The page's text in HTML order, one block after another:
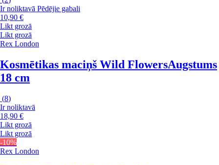
Ir noliktavā Pēdējie gabali
10,90 €
Likt grozā
Likt grozā
Rex London
Kosmētikas maciņš Wild FlowersAugstums
18 cm
(8)
Ir noliktavā
18,90 €
Likt grozā
Likt grozā
-10%
Rex London